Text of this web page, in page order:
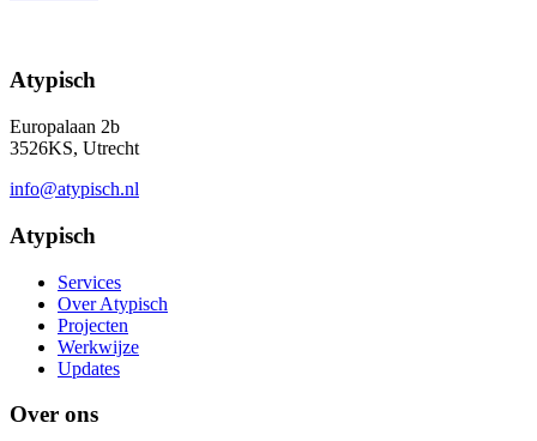
Atypisch
Europalaan 2b
3526KS, Utrecht
info@atypisch.nl
Atypisch
Services
Over Atypisch
Projecten
Werkwijze
Updates
Over ons